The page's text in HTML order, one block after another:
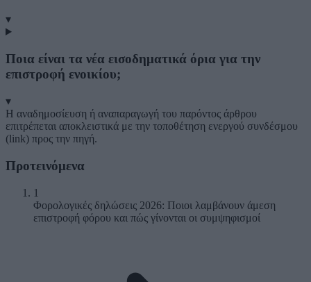
▾
Ποια είναι τα νέα εισοδηματικά όρια για την
επιστροφή ενοικίου;
▾
Η αναδημοσίευση ή αναπαραγωγή του παρόντος άρθρου
επιτρέπεται αποκλειστικά με την τοποθέτηση ενεργού συνδέσμου
(link) προς την πηγή.
Προτεινόμενα
1
Φορολογικές δηλώσεις 2026: Ποιοι λαμβάνουν άμεση
επιστροφή φόρου και πώς γίνονται οι συμψηφισμοί